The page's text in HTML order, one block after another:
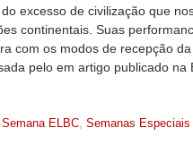
excesso de civilização que
continentais. Suas
com os modos de recepção
pelo em artigo publicado na
Semana ELBC, Semanas Especiais